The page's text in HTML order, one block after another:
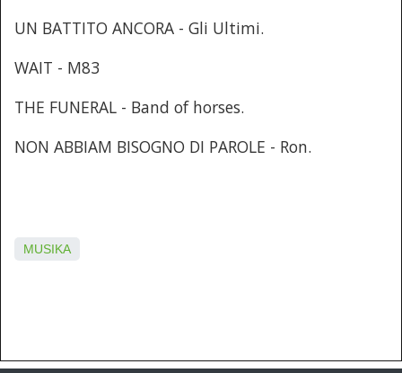
UN BATTITO ANCORA - Gli Ultimi.
WAIT - M83
THE FUNERAL - Band of horses.
NON ABBIAM BISOGNO DI PAROLE - Ron.
MUSIKA